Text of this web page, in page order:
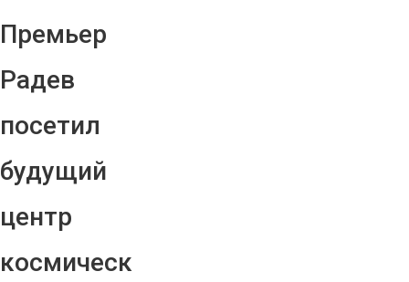
Премьер
Радев
посетил
будущий
центр
космическ